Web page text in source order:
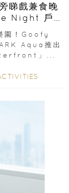
睇戲兼食晚
Night 戶
園！Goofy
Aqua推出
」...